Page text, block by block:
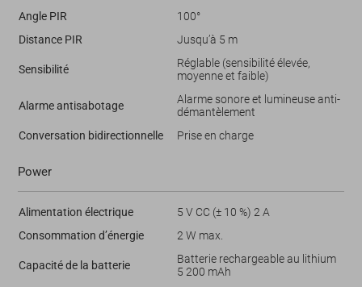
Angle PIR
100°
Distance PIR
Jusqu’à 5 m
Sensibilité
Réglable (sensibilité élevée,
moyenne et faible)
Alarme antisabotage
Alarme sonore et lumineuse anti-
démantèlement
Conversation bidirectionnelle
Prise en charge
Power
Alimentation électrique
5 V CC (± 10 %) 2 A
Consommation d’énergie
2 W max.
Capacité de la batterie
Batterie rechargeable au lithium
5 200 mAh